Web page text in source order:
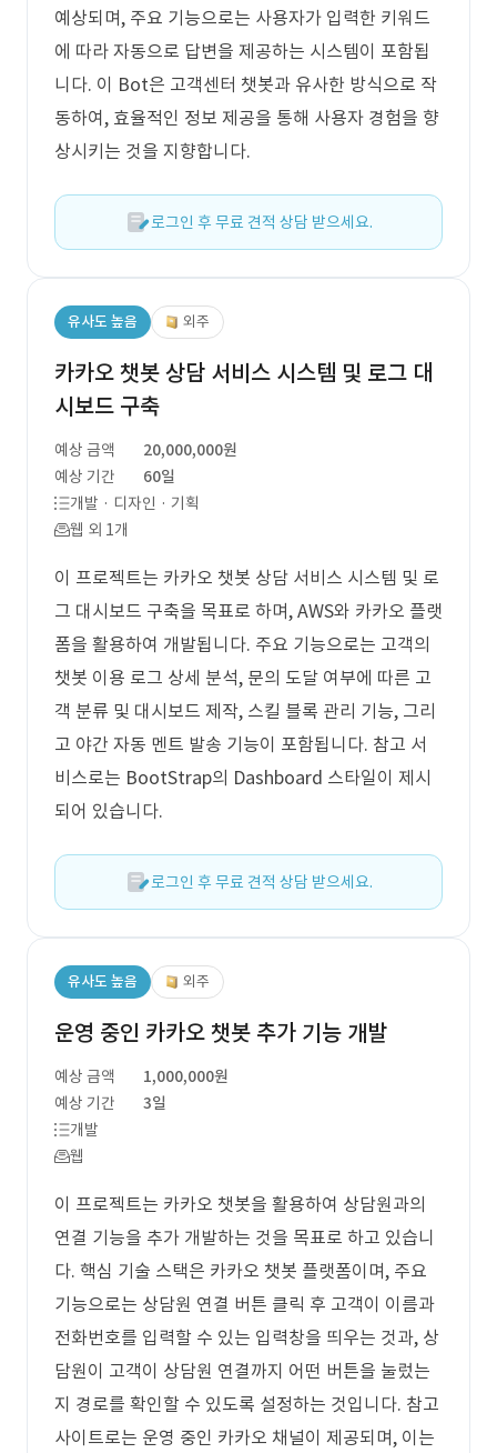
예상되며, 주요 기능으로는 사용자가 입력한 키워드
에 따라 자동으로 답변을 제공하는 시스템이 포함됩
니다. 이 Bot은 고객센터 챗봇과 유사한 방식으로 작
동하여, 효율적인 정보 제공을 통해 사용자 경험을 향
상시키는 것을 지향합니다.
로그인 후 무료 견적 상담 받으세요.
유사도 높음 외주
카카오 챗봇 상담 서비스 시스템 및 로그 대
시보드 구축
예상 금액
20,000,000원
예상 기간
60일
개발 · 디자인 · 기획
웹 외 1개
이 프로젝트는 카카오 챗봇 상담 서비스 시스템 및 로
그 대시보드 구축을 목표로 하며, AWS와 카카오 플랫
폼을 활용하여 개발됩니다. 주요 기능으로는 고객의
챗봇 이용 로그 상세 분석, 문의 도달 여부에 따른 고
객 분류 및 대시보드 제작, 스킬 블록 관리 기능, 그리
고 야간 자동 멘트 발송 기능이 포함됩니다. 참고 서
비스로는 BootStrap의 Dashboard 스타일이 제시
되어 있습니다.
로그인 후 무료 견적 상담 받으세요.
유사도 높음 외주
운영 중인 카카오 챗봇 추가 기능 개발
예상 금액
1,000,000원
예상 기간
3일
개발
웹
이 프로젝트는 카카오 챗봇을 활용하여 상담원과의
연결 기능을 추가 개발하는 것을 목표로 하고 있습니
다. 핵심 기술 스택은 카카오 챗봇 플랫폼이며, 주요
기능으로는 상담원 연결 버튼 클릭 후 고객이 이름과
전화번호를 입력할 수 있는 입력창을 띄우는 것과, 상
담원이 고객이 상담원 연결까지 어떤 버튼을 눌렀는
지 경로를 확인할 수 있도록 설정하는 것입니다. 참고
사이트로는 운영 중인 카카오 채널이 제공되며, 이는